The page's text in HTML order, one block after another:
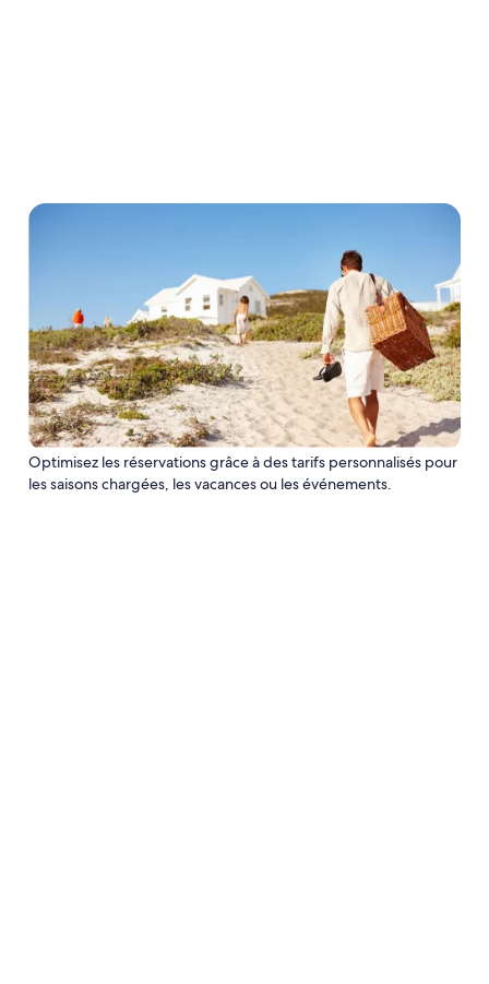
Optimisez les réservations grâce à des tarifs personnalisés pour
les saisons chargées, les vacances ou les événements.